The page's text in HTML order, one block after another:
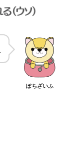
ぽちざいふ